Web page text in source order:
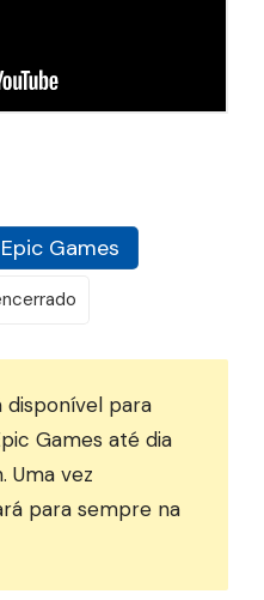
Games
disponível para
Games até dia
Uma vez
para sempre na